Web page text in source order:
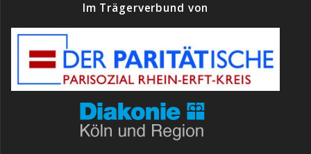
Im Trägerverbund von